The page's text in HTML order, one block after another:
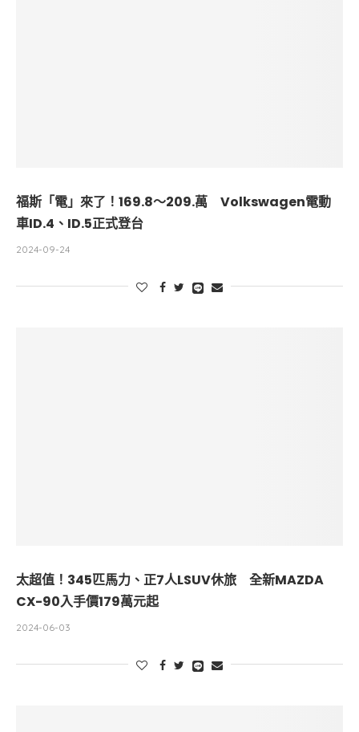
福斯「電」來了！169.8～209.萬 Volkswagen電動
車ID.4、ID.5正式登台
2024-09-24
太超值！345匹馬力、正7人LSUV休旅 全新MAZDA
CX-90入手價179萬元起
2024-06-03